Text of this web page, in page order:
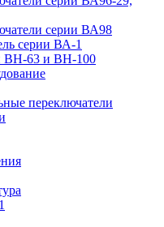
серии ВА98
серии ВА-1
ВН-63 и ВН-100
переключатели